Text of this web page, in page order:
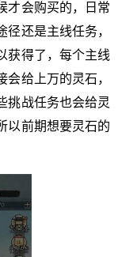
才会购买的，日常
还是主线任务，
获得了，每个主线
给上万的灵石，
挑战任务也会给灵
以前期想要灵石的